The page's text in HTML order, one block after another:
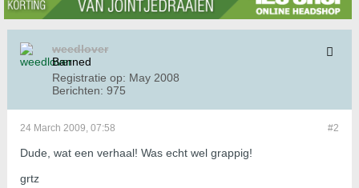
weedlover
Banned
Registratie op: May 2008
Berichten: 975
#2
24 March 2009, 07:58
Dude, wat een verhaal! Was echt wel grappig!
grtz